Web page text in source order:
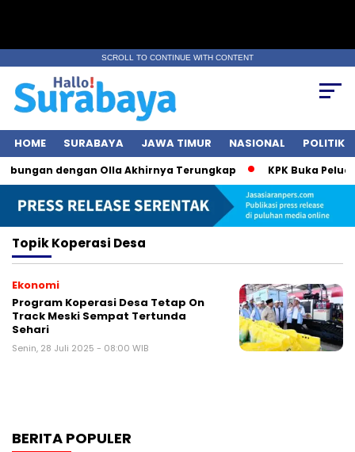
SCROLL TO CONTINUE WITH CONTENT
HOME SURABAYA JAWA TIMUR NASIONAL POLITIK
dengan Olla Akhirnya Terungkap KPK Buka
TopikKoperasi Desa
Ekonomi
Program Koperasi Desa Tetap On
Track Meski Sempat Tertunda
Sehari
Senin, 28 Juli 2025 - 08:00 WIB
BERITA POPULER